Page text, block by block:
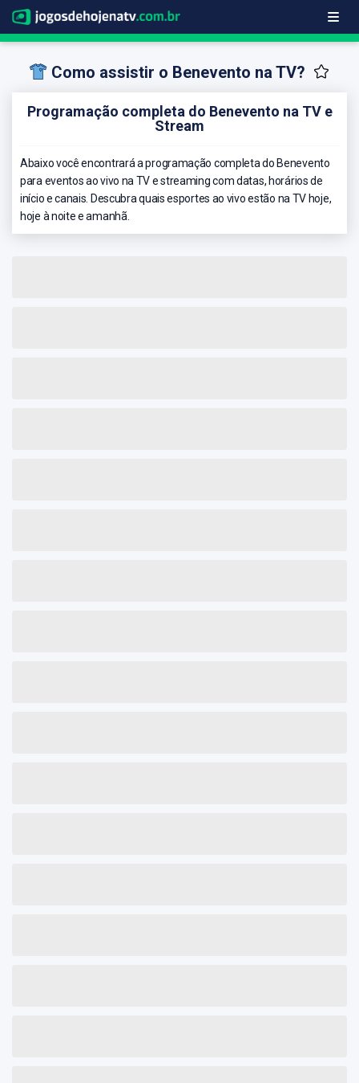
Como assistir o Benevento na TV?
Programação completa do Benevento na TV e
Stream
Abaixo você encontrará a programação completa do Benevento
para eventos ao vivo na TV e streaming com datas, horários de
início e canais. Descubra quais esportes ao vivo estão na TV hoje,
hoje à noite e amanhã.